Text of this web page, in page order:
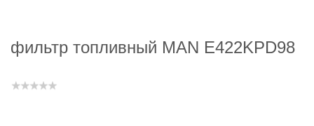
фильтр топливный MAN E422KPD98